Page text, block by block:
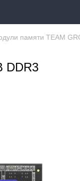
памяти TEAM
DDR3